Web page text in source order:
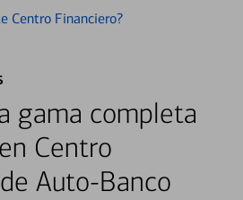
Centro Financiero?
gama completa
Centro
Auto-Banco